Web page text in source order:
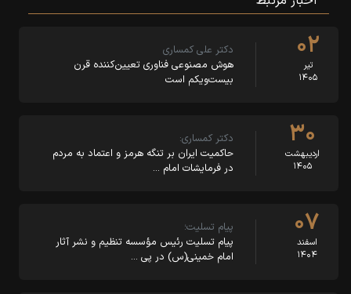
۰۲
تیر
۱۴۰۵
دکتر علی کمساری
هوش مصنوعی فناوری تعیین‌کننده قرن
بیست‌ویکم است
۳۰
اردیبهشت
۱۴۰۵
دکتر کمساری:
حاکمیت ایران بر تنگه هرمز و اعتماد به مردم
در فرمایشات امام …
۰۷
اسفند
۱۴۰۴
پیام تسلیت؛
پیام تسلیت رئیس مؤسسه تنظیم و نشر آثار
امام خمینی(س) در پی …